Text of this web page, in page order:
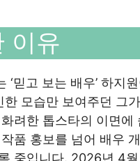
이유
‘믿고 보는 배우’ 하지
모습만 보여주던 그
려한 톱스타의 이면
품 홍보를 넘어 배우
중입니다. 2026년 4